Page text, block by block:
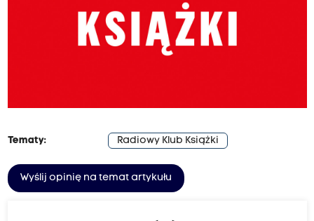
Tematy: Radiowy Klub Książki
Wyślij opinię na temat artykułu